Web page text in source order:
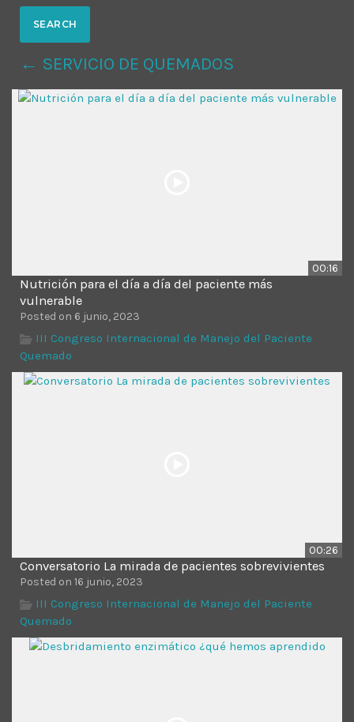
431 201
DESIGN
Validating Enterprise
Architectures In The Current
Time
← SERVICIO DE QUEMADOS
00:16
Nutrición para el día a día del paciente más
vulnerable
Posted on 6 junio, 2023
III Congreso Internacional de Manejo del Paciente
Quemado
00:26
Conversatorio La mirada de pacientes sobrevivientes
Posted on 16 junio, 2023
III Congreso Internacional de Manejo del Paciente
Quemado